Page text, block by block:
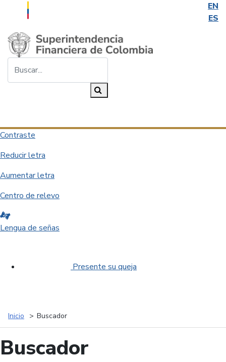
EN
ES
Saltar al contenido principal
Contraste
Reducir letra
Aumentar letra
Centro de relevo
Lengua de señas
Presente su queja
Inicio Buscador
Buscador